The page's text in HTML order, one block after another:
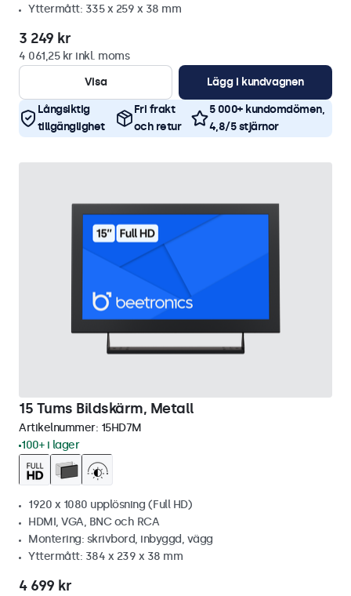
Yttermått: 335 x 259 x 38 mm
3 249 kr
4 061,25 kr inkl. moms
Visa
Lägg i kundvagnen
Långsiktig
tillgänglighet
Fri frakt
och retur
5 000+ kundomdömen,
4,8/5 stjärnor
15 Tums Bildskärm, Metall
Artikelnummer: 15HD7M
100+ i lager
1920 x 1080 upplösning (Full HD)
HDMI, VGA, BNC och RCA
Montering: skrivbord, inbyggd, vägg
Yttermått: 384 x 239 x 38 mm
4 699 kr